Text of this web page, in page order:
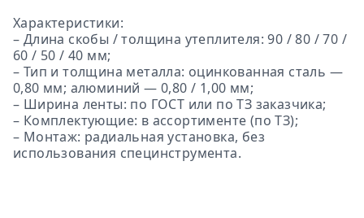
Характеристики:
– Длина скобы / толщина утеплителя: 90 / 80 / 70 /
60 / 50 / 40 мм;
– Тип и толщина металла: оцинкованная сталь —
0,80 мм; алюминий — 0,80 / 1,00 мм;
– Ширина ленты: по ГОСТ или по ТЗ заказчика;
– Комплектующие: в ассортименте (по ТЗ);
– Монтаж: радиальная установка, без
использования специнструмента.